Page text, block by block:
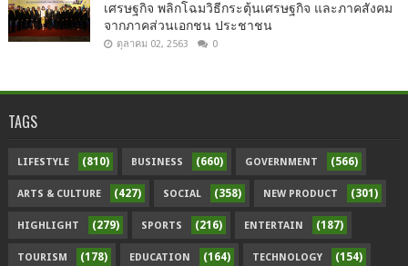
เศรษฐกิจ พลิกโฉมวิธีกระตุ้นเศรษฐกิจ และภาคสังคม
จากภาคส่วนเอกชน ประชาชน
ตุลาคม 02, 2563 0
TAGS
LIFESTYLE (810) BUSINESS (660) GOVERNMENT (566)
ARTS & CULTURE (427) SOCIAL (358) NEW PRODUCT (301)
HIGHLIGHT (279) SPORTS (216) ENTERTAIN (187)
TOURISM (178) EDUCATION (164) TECHNOLOGY (154)